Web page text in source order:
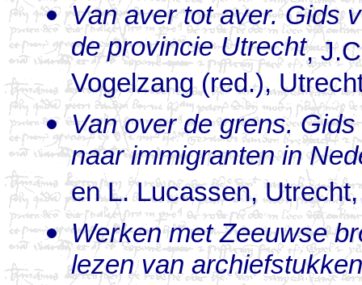
Van aver tot aver. Gids
de provincie Utrecht,
Vogelzang (red.),
Van over de grens.
naar immigranten in
en L. Lucassen,
Werken met Zeeuwse
lezen van archiefstukken